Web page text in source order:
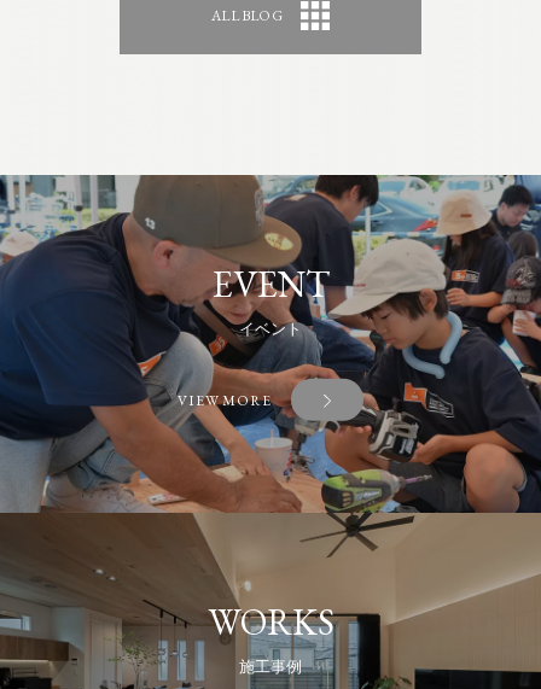
ALL BLOG
EVENT
イベント
VIEW MORE
WORKS
施工事例